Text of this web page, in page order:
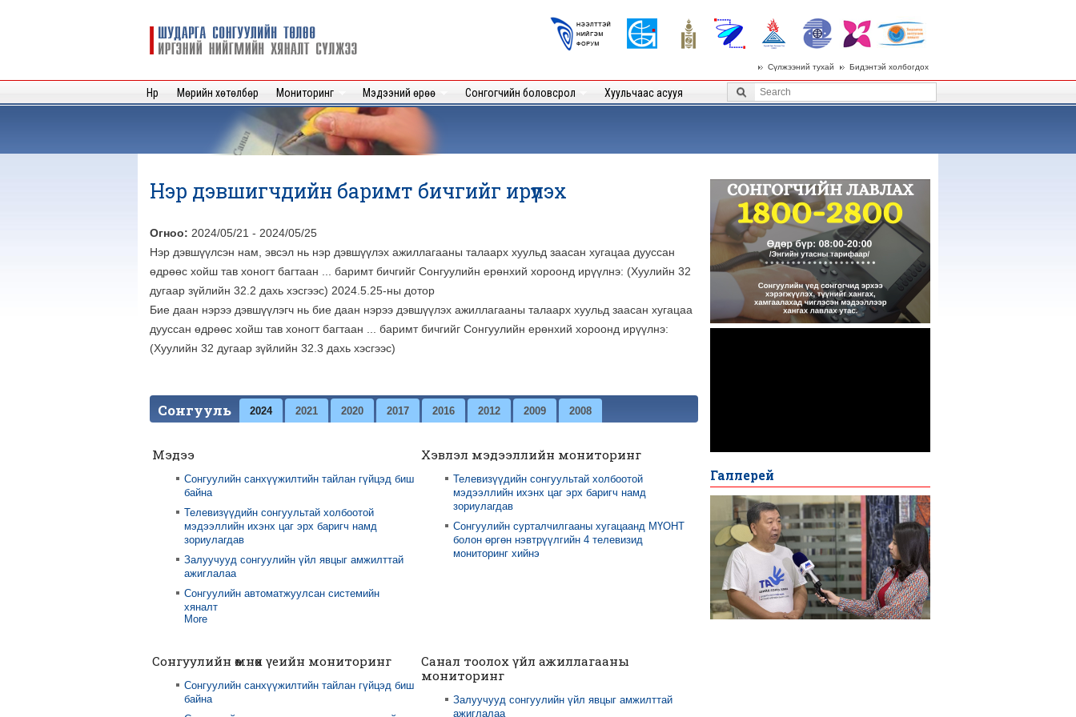
Шударга
сонгуулийн
нийгмийн
хяналт
Logos
Бидэнтэй холбогдох
Сүлжээний тухай
Нүүр Мөрийн хөтөлбөр Мониторинг Мэдээний өрөө Сонгогчийн боловсрол Хуульчаас асууя
Search form
Нэр дэвшигчдийн баримт бичгийг ирүүлэх
Огноо: 2024/05/21 - 2024/05/25
Нэр дэвшүүлсэн нам, эвсэл нь нэр дэвшүүлэх ажиллагааны талаарх хуульд заасан хугацаа дууссан
өдрөөс хойш тав хоногт багтаан ... баримт бичгийг Сонгуулийн ерөнхий хороонд ирүүлнэ: (Хуулийн 32
дугаар зүйлийн 32.2 дахь хэсгээс) 2024.5.25-ны дотор
Бие даан нэрээ дэвшүүлэгч нь бие даан нэрээ дэвшүүлэх ажиллагааны талаарх хуульд заасан хугацаа
дууссан өдрөөс хойш тав хоногт багтаан ... баримт бичгийг Сонгуулийн ерөнхий хороонд ирүүлнэ:
(Хуулийн 32 дугаар зүйлийн 32.3 дахь хэсгээс)
Сонгууль 2024 2021 2020 2017 2016 2012 2009 2008
Мэдээ
Сонгуулийн санхүүжилтийн тайлан гүйцэд биш
байна
Телевизүүдийн сонгуультай холбоотой
мэдээллийн ихэнх цаг эрх баригч намд
зориулагдав
Залуучууд сонгуулийн үйл явцыг амжилттай
ажиглалаа
Сонгуулийн автоматжуулсан системийн
хяналт
More
Хэвлэл мэдээллийн мониторинг
Телевизүүдийн сонгуультай холбоотой
мэдээллийн ихэнх цаг эрх баригч намд
зориулагдав
Сонгуулийн сурталчилгааны хугацаанд МҮОНТ
болон өргөн нэвтрүүлгийн 4 телевизид
мониторинг хийнэ
Сонгуулийн өмнөх үеийн мониторинг
Сонгуулийн санхүүжилтийн тайлан гүйцэд биш
байна
Санал тоолох үйл ажиллагааны
мониторинг
Залуучууд сонгуулийн үйл явцыг амжилттай
ажиглалаа
.
Галлерей